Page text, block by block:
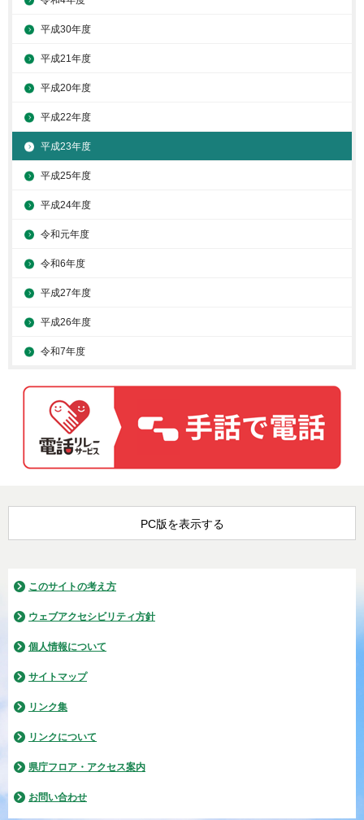
平成30年度
平成21年度
平成20年度
平成22年度
平成23年度
平成25年度
平成24年度
令和元年度
令和6年度
平成27年度
平成26年度
令和7年度
PC版を表示する
このサイトの考え方
ウェブアクセシビリティ方針
個人情報について
サイトマップ
リンク集
リンクについて
県庁フロア・アクセス案内
お問い合わせ